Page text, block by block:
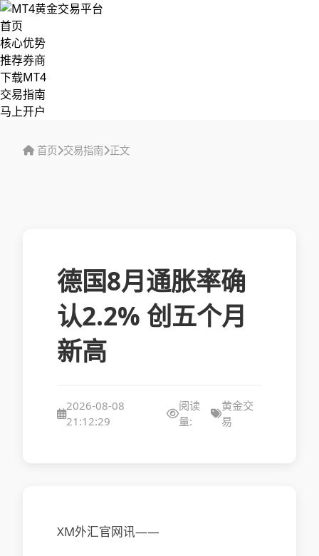
首页
核心优势
推荐券商
下载MT4
交易指南
马上开户
首页 交易指南 正文
德国8月通胀率确
认2.2% 创五个月
新高
2026-08-08
21:12:29
阅读
量:
黄金交
易
XM外汇官网讯——